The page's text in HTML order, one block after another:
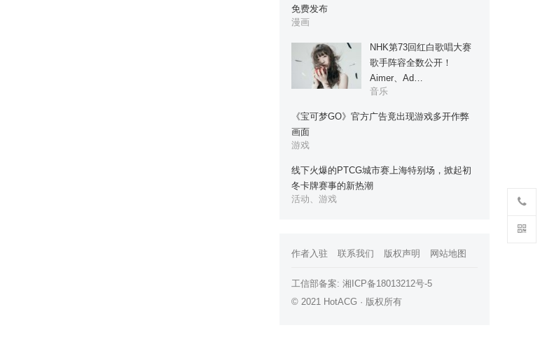
免费发布
漫画
NHK第73回红白歌唱大赛
歌手阵容全数公开！
Aimer、Ad…
音乐
《宝可梦GO》官方广告竟出现游戏多开作弊
画面
游戏
线下火爆的PTCG城市赛上海特别场，掀起初
冬卡牌赛事的新热潮
活动、游戏
作者入驻 联系我们 版权声明 网站地图
工信部备案: 湘ICP备18013212号-5
© 2021 HotACG · 版权所有